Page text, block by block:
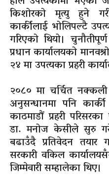
किशोरको मृत्यु हुने
कार्कीलाई भोलिपल्टै
गरिएको थियो।
प्रधान कार्यालयको
२४ मा उपत्यका प्रहरी
२०८० मा चर्चित नक्कली
अनुसन्धानमा पनि
काठमाडौं प्रहरी
डा. मनोज केसीले सुरु
बढाउँदै प्रतिवेदन
सरकारी वकिल
जिम्मेवारी सम्हालेका थिए।